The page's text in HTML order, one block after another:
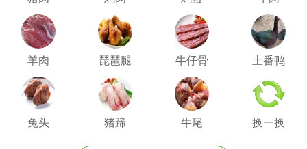
羊肉 琵琶腿 牛仔骨 土番鸭
兔头 猪蹄 牛尾 换一换